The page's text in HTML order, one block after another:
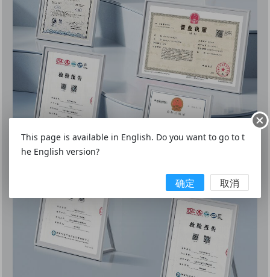
This page is available in English. Do you want to go to t
he English version?
确定 取消